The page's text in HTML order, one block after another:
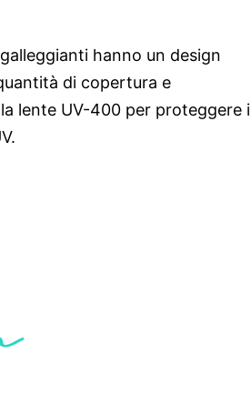
hanno un design
di copertura e
lente UV-400 per proteggere i